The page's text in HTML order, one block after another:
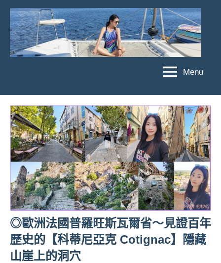
Skip
content
菲
亞
娃
JEFFIA
FANG
亞
娃
粉
絲
團、
題
旅
遊、
達
人
帶
路、
Menu
◎歐洲法國普羅旺斯瓦爾省～見證百年
歷史的【科蒂尼亞克 Cotignac】隱藏
山崖上的洞穴